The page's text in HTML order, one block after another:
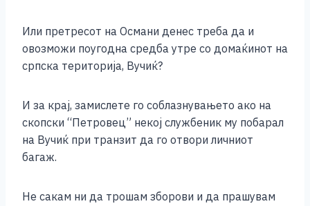
Или претресот на Османи денес треба да и
овозможи поугодна средба утре со домаќинот на
српска територија, Вучиќ?
И за крај, замислете го соблазнувањето ако на
скопски “Петровец” некој службеник му побарал
на Вучиќ при транзит да го отвори личниот
багаж.
Не сакам ни да трошам зборови и да прашувам